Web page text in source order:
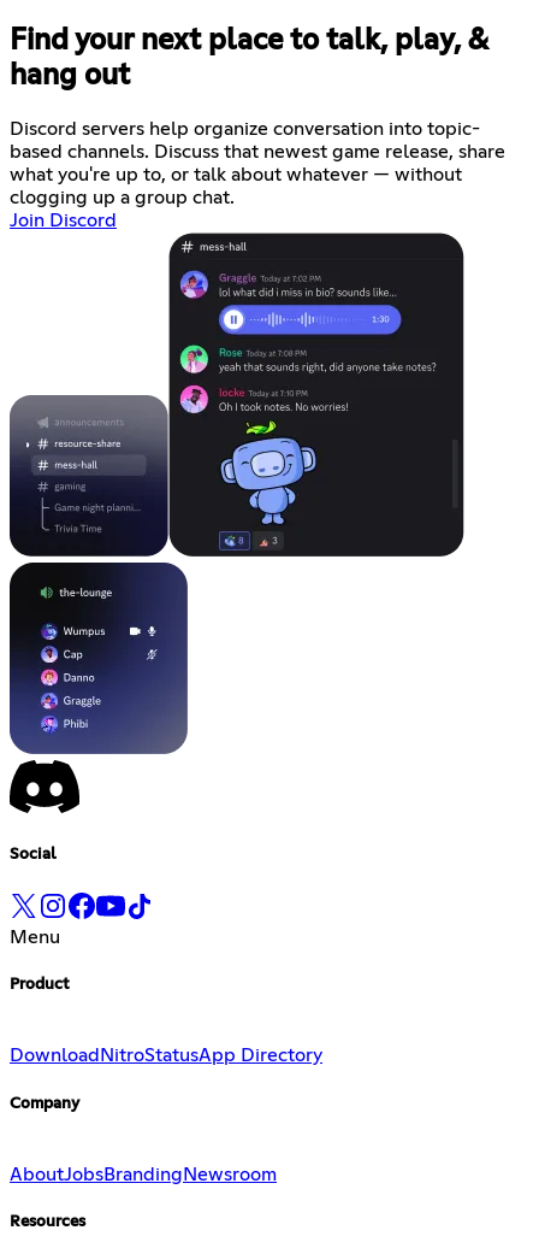
Find your next place to talk, play, &
hang out
Discord servers help organize conversation into topic-
based channels. Discuss that newest game release, share
what you're up to, or talk about whatever — without
clogging up a group chat.
Join Discord
Social
Menu
Product
Download NitroStatusApp Directory
Company
AboutJobsBranding Newsroom
Resources